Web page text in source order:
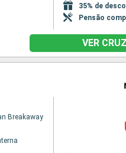
35% de
Pensão
VER
Breakaway